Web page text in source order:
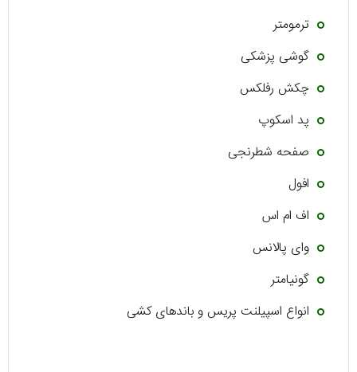
ترمومتر
گوشی پزشکی
چکش رفلکس
پد اسکوپ
صفحه شطرنجی
افول
اف ام اس
وای پالانس
گونیامتر
انواع اسپیلنت پریس و باندهای کشی